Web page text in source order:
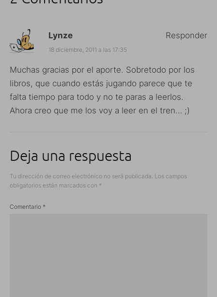
Lynze
18 diciembre, 2011 a las 17:35
Muchas gracias por el aporte. Sobretodo por los
libros, que cuando estás jugando parece que te
falta tiempo para todo y no te paras a leerlos.
Ahora creo que me los voy a leer en el tren… ;)
Responder
Deja una respuesta
Tu dirección de correo electrónico no será publicada. Los campos
obligatorios están marcados con *
Comentario *